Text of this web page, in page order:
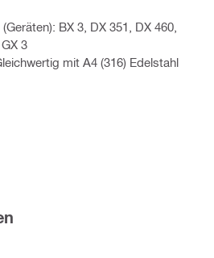
BX 3, DX 351, DX 460,
3
mit A4 (316) Edelstahl